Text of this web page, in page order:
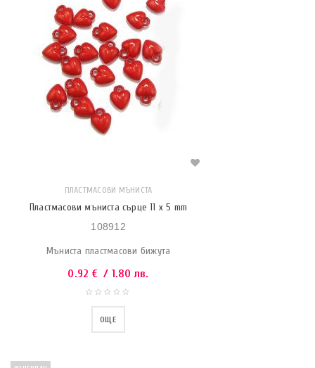
ПЛАСТМАСОВИ МЪНИСТА
Пластмасови мъниста сърце 11 x 5 mm
108912
Мъниста пластмасови бижута
0.92 € / 1.80 лв.
ОЩЕ